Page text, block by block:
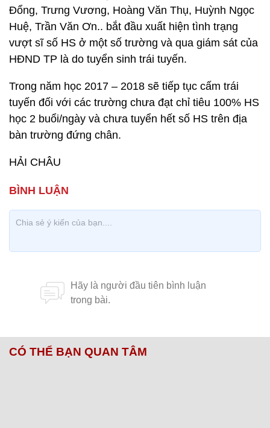
Đổng, Trưng Vương, Hoàng Văn Thụ, Huỳnh Ngọc
Huệ, Trần Văn Ơn.. bắt đầu xuất hiện tình trạng
vượt sĩ số HS ở một số trường và qua giám sát của
HĐND TP là do tuyển sinh trái tuyến.
Trong năm học 2017 – 2018 sẽ tiếp tục cấm trái
tuyến đối với các trường chưa đạt chỉ tiêu 100% HS
học 2 buổi/ngày và chưa tuyển hết số HS trên địa
bàn trường đứng chân.
HẢI CHÂU
CÓ THỂ BẠN QUAN TÂM